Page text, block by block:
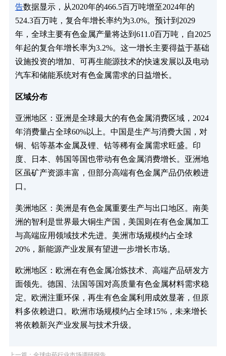
告数据显示，从2020年的466.5百万吨增至2024年的
524.3百万吨，复合年增长率约为3.0%。预计到2029
年，全球主要有色金属产量将达到611.0百万吨，自2025
年起的复合年增长率为3.2%。这一增长主要得益于基础
设施投资的增加、可再生能源技术的快速发展以及电动
汽车和储能系统对有色金属需求的日益增长。
区域分布
亚洲地区‌：亚洲是全球最大的有色金属消费区域，2024
年消费量占全球60%以上。中国是生产与消费大国，对
铜、铝等基本金属及锂、钴等稀有金属需求旺盛。印
度、日本、韩国等国也带动有色金属消费增长。亚洲地
区虽矿产资源丰富，但部分高端有色金属产品仍依赖进
口。
‌美洲地区‌：美洲是有色金属重要生产与出口地区。南美
洲的智利是世界最大铜生产国，美国则在有色金属加工
与高端应用领域技术先进。美洲市场规模约占全球
20%，新能源产业发展有望进一步增长市场。
‌欧洲地区‌：欧洲在有色金属冶炼技术、高端产品研发方
面领先。德国、法国等国对高质量有色金属材料需求稳
定。欧洲注重环保，再生有色金属利用成效显著，但原
料多依赖进口。欧洲市场规模约占全球15%，未来增长
将依赖新兴产业发展与技术升级。